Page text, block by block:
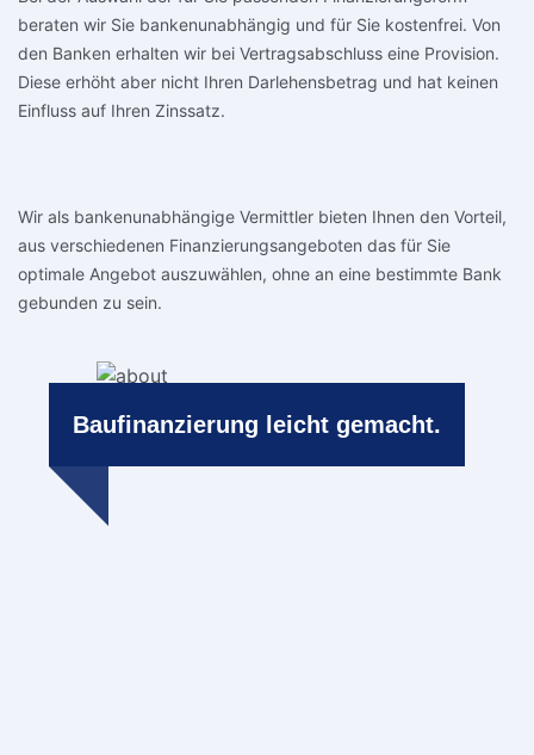
beraten wir Sie bankenunabhängig und für Sie kostenfrei. Von
den Banken erhalten wir bei Vertragsabschluss eine Provision.
Diese erhöht aber nicht Ihren Darlehensbetrag und hat keinen
Einfluss auf Ihren Zinssatz.
Wir als bankenunabhängige Vermittler bieten Ihnen den Vorteil,
aus verschiedenen Finanzierungsangeboten das für Sie
optimale Angebot auszuwählen, ohne an eine bestimmte Bank
gebunden zu sein.
Baufinanzierung leicht gemacht.